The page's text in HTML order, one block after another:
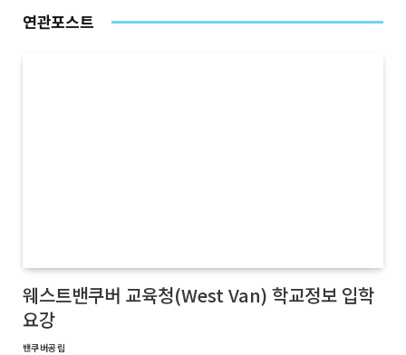
연관포스트
웨스트밴쿠버 교육청(West Van) 학교정보 입학
요강
밴쿠버공립